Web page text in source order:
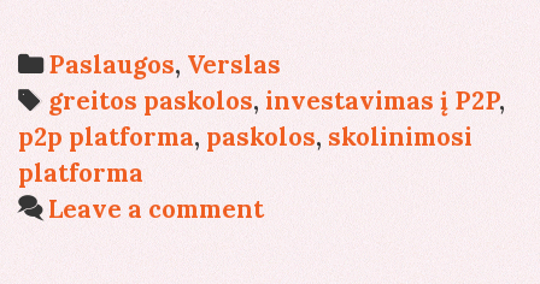
investuoti?
Categories
Paslaugos, Verslas
Tags
greitos paskolos, investavimas į P2P,
p2p platforma, paskolos, skolinimosi
platforma
Leave a comment